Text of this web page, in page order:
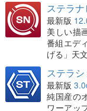
ステラ
最新版
美しい描
番組エデ
げる」天
ステラ
最新版
純国産の
ワーアッ